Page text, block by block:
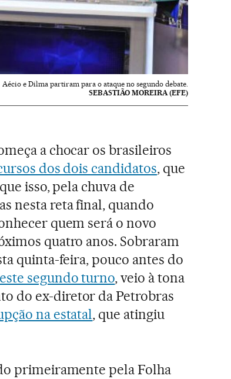
Aécio e Dilma partiram para o ataque no segundo debate.
SEBASTIÃO MOREIRA (EFE)
a chocar os brasileiros
dos dois candidatos, que
isso, pela chuva de
nesta reta final, quando
quem será o novo
quatro anos. Sobraram
quinta-feira, pouco antes do
segundo turno, veio à tona
do ex-diretor da Petrobras
na estatal, que atingiu
primeiramente pela Folha